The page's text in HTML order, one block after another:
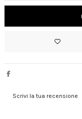
Scrivi la tua recensione